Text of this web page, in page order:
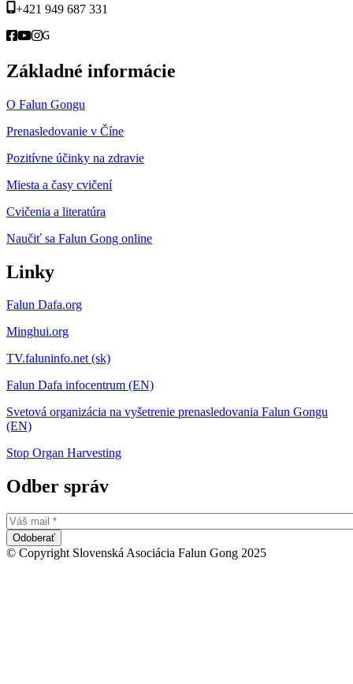
+421 949 687 331
Základné informácie
O Falun Gongu
Prenasledovanie v Číne
Pozitívne účinky na zdravie
Miesta a časy cvičení
Cvičenia a literatúra
Naučiť sa Falun Gong online
Linky
Falun Dafa.org
Minghui.org
TV.faluninfo.net (sk)
Falun Dafa infocentrum (EN)
Svetová organizácia na vyšetrenie prenasledovania Falun Gongu
(EN)
Stop Organ Harvesting
Odber správ
© Copyright Slovenská Asociácia Falun Gong 2025